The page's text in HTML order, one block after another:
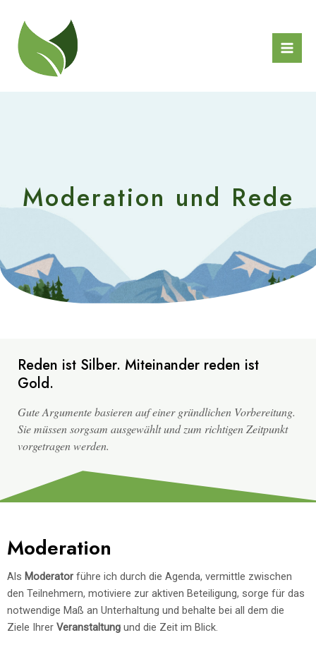
Inhalt
springen
Moderation und Rede
Reden ist Silber. Miteinander reden ist
Gold.
Gute Argumente basieren auf einer gründlichen Vorbereitung.
Sie müssen sorgsam ausgewählt und zum richtigen Zeitpunkt
vorgetragen werden.
Moderation
Als Moderator führe ich durch die Agenda, vermittle zwischen
den Teilnehmern, motiviere zur aktiven Beteiligung, sorge für das
notwendige Maß an Unterhaltung und behalte bei all dem die
Ziele Ihrer Veranstaltung und die Zeit im Blick.